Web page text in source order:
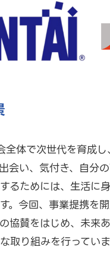
全体で次世代を育成
会い、気付き、自分
るためには、生活に
。今回、事業提携
協賛をはじめ、未来
取り組みを行っていま